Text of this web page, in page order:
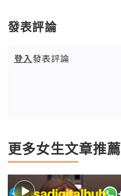
發表評論
登入發表評論
更多女生文章推薦